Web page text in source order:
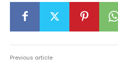
Previous article